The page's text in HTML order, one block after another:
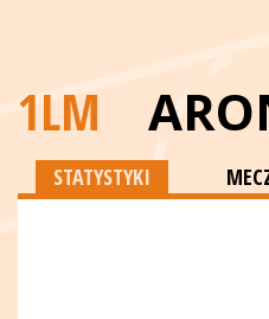
1LM
STATYSTYKI